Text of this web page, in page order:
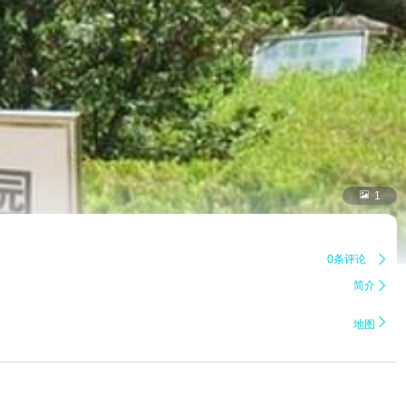
 1
0条评论 
简介 
地图 